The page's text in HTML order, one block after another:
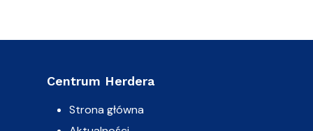
Centrum Herdera
Strona główna